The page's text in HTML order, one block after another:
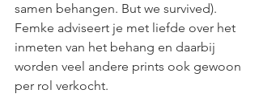
samen behangen. But we survived).
Femke adviseert je met liefde over het
inmeten van het behang en daarbij
worden veel andere prints ook gewoon
per rol verkocht.